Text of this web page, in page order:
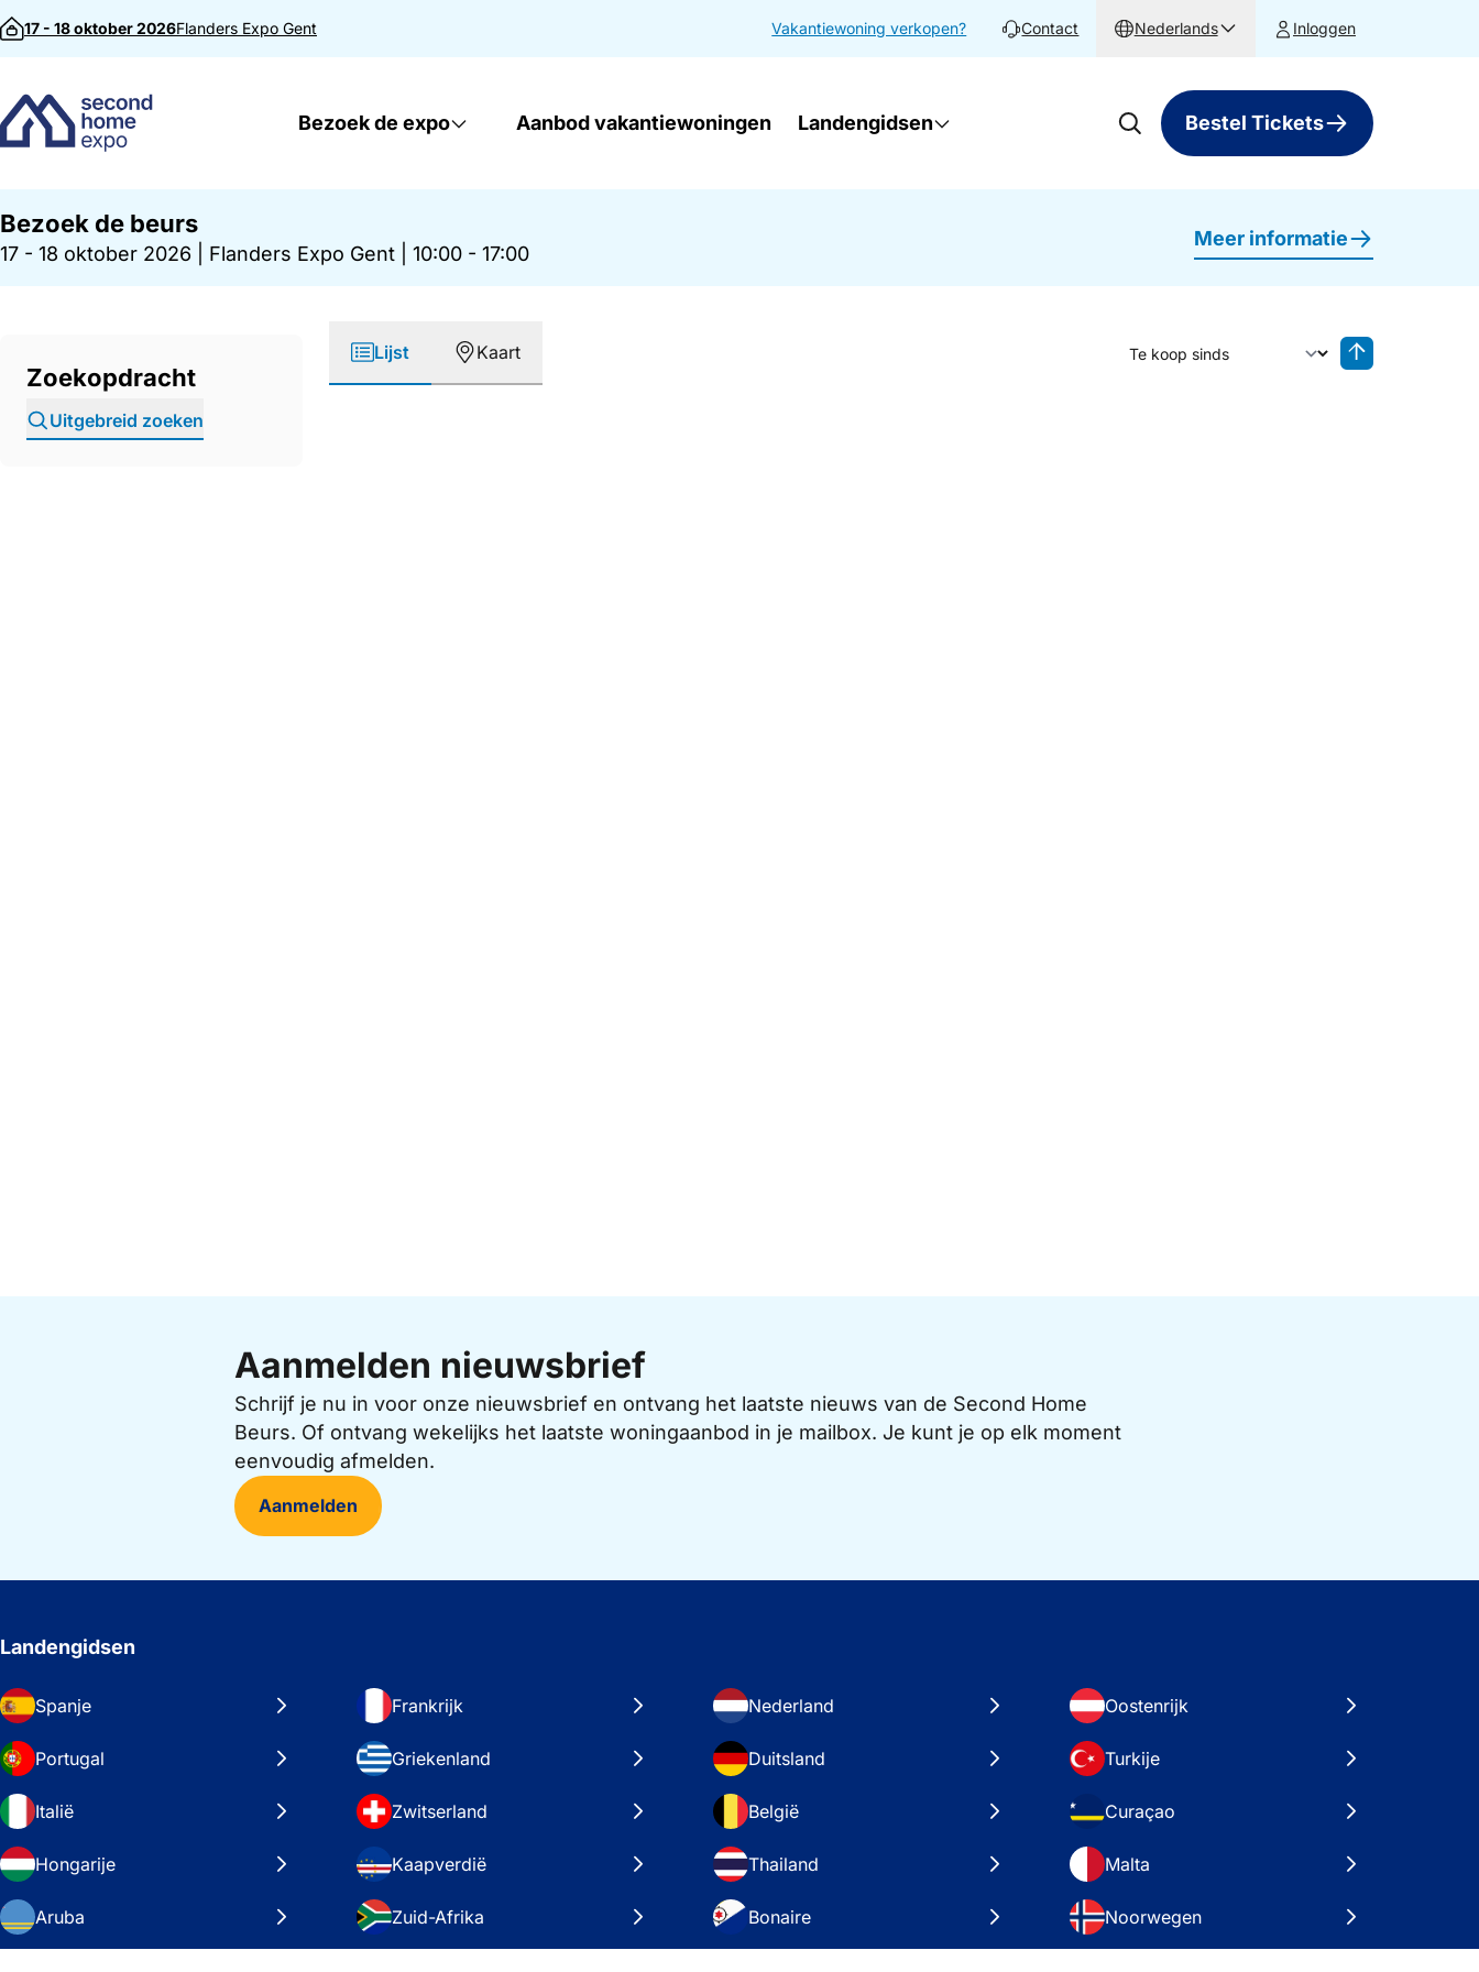
Direct naar inhoud
17 - 18 oktober 2026Flanders Expo Gent Vakantiewoning verkopen? Contact Nederlands Inloggen
Bezoek de expo Aanbod vakantiewoningen Landengidsen Bestel Tickets
Bezoek de beurs
17 - 18 oktober 2026 Flanders Expo Gent 10:00 - 17:00
Meer informatie
Zoekopdracht
Uitgebreid zoeken
Lijst Kaart
Sorteer op
Aanmelden nieuwsbrief
Schrijf je nu in voor onze nieuwsbrief en ontvang het laatste nieuws van de Second Home
Beurs. Of ontvang wekelijks het laatste woningaanbod in je mailbox. Je kunt je op elk moment
eenvoudig afmelden.
Aanmelden
Landengidsen
Spanje Frankrijk Nederland Oostenrijk
Portugal Griekenland Duitsland Turkije
Italië Zwitserland België Curaçao
Hongarije Kaapverdië Thailand Malta
Aruba Zuid-Afrika Bonaire Noorwegen